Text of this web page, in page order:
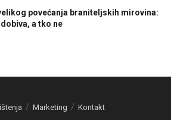
povećanja braniteljskih mirovina:
dobiva, a tko ne
Marketing Kontakt